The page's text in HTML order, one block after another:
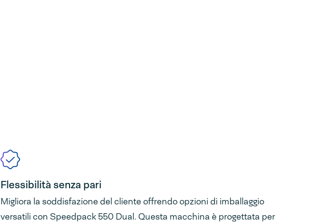
Flessibilità senza pari
Migliora la soddisfazione del cliente offrendo opzioni di imballaggio
versatili con Speedpack 550 Dual. Questa macchina è progettata per